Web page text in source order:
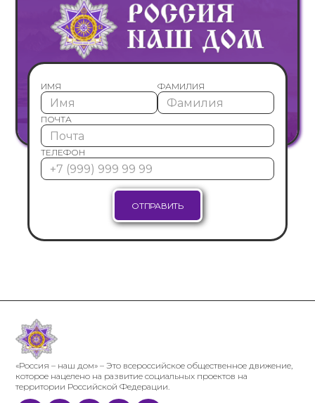
ИМЯ ФАМИЛИЯ
ПОЧТА
ТЕЛЕФОН
«Россия – наш дом» – Это всероссийское общественное движение,
которое нацелено на развитие социальных проектов на
территории Российской Федерации.